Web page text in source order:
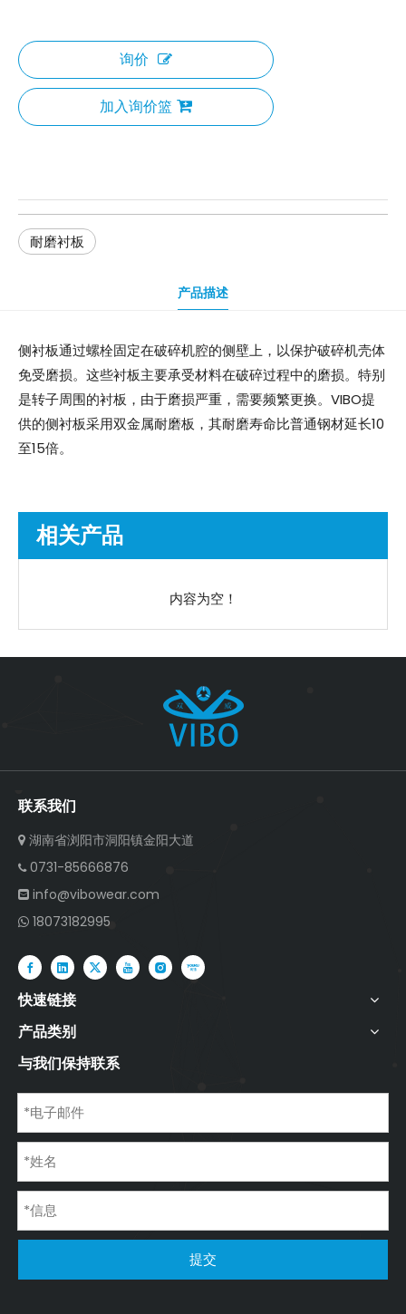
询价
加入询价篮
耐磨衬板
产品描述
侧衬板通过螺栓固定在破碎机腔的侧壁上，以保护破碎机壳体
免受磨损。这些衬板主要承受材料在破碎过程中的磨损。特别
是转子周围的衬板，由于磨损严重，需要频繁更换。VIBO提
供的侧衬板采用双金属耐磨板，其耐磨寿命比普通钢材延长10
至15倍。
相关产品
内容为空！
联系我们
 湖南省浏阳市洞阳镇金阳大道
0731-85666876
 info@vibowear.com
 18073182995
快速链接
产品类别
与我们保持联系
提交